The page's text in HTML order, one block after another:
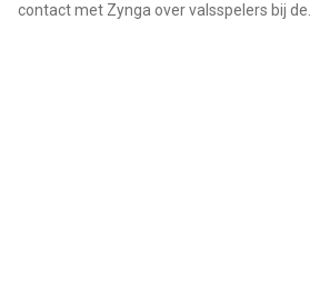
contact met Zynga over valsspelers bij de...